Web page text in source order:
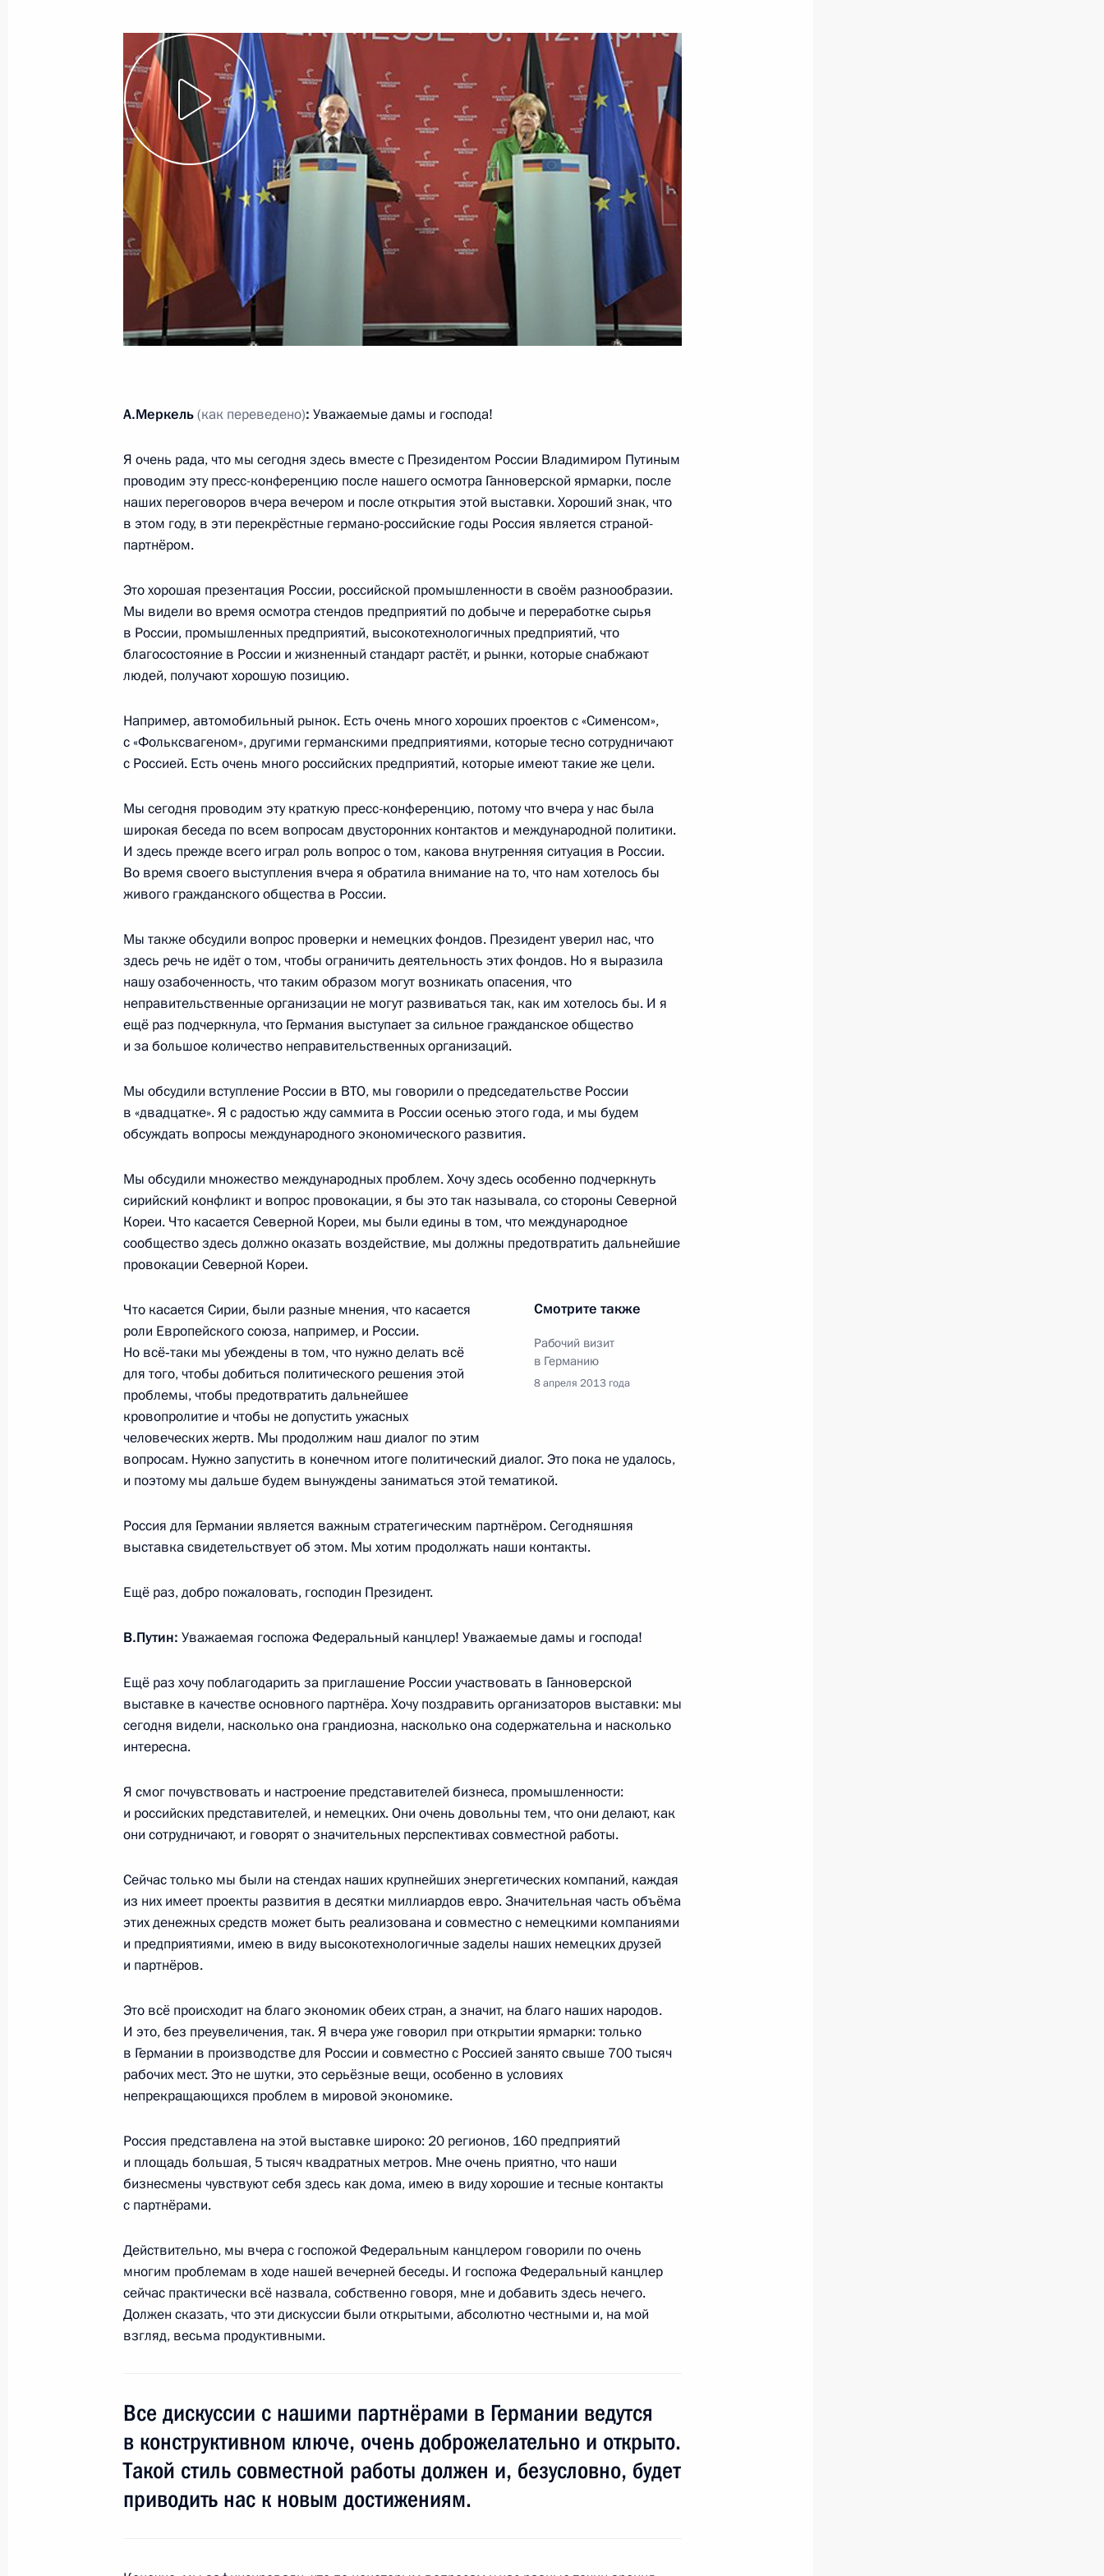
Показать следующие материалы
Вступительное слово на встрече с ламами Буддийской
традиционной сангхи России
11 апреля 2013 года, 08:45 село Верхняя Иволга
Рабочая встреча с исполняющим обязанности губернатора
Московской области Андреем Воробьёвым
11 апреля 2013 года, 08:20 Московская область, Ново-Огарёво
Дачичем
10 апреля 2013 года, 17:00 Московская область, Ново-Огарёво
Совещание по вопросу стимулирования переработки отходов 2
9 апреля 2013 года, вторник
Встреча с председателем Внешэкономбанка Владимиром
9 апреля 2013 года, 20:30 Московская область, Ново-Огарёво
службы (ФТС) Андреем Бельяниновым
Гордеевым
9 апреля 2013 года, 18:30 Московская область, Ново-Огарёво
8 апреля 2013 года, понедельник
кругов
8 апреля 2013 года, 22:30 Амстердам
Заявления для прессы и ответы на вопросы журналистов
по итогам российско-нидерландских переговоров
8 апреля 2013 года, 21:20
3 23м
Пресс-конференция по итогам рабочего визита в Германию
8 апреля 2013 года, 14:00 Ганновер
Выступления на открытии российского павильона
на Ганноверской промышленной ярмарке
8 апреля 2013 года, 12:50 Ганновер
7 апреля 2013 года, воскресенье
Выступление на церемонии открытия Международной
7 апреля 2013 года, 22:00 Ганновер
6 апреля 2013 года, суббота
Россия и Нидерланды – традиции, историческая преемственность
6 апреля 2013 года, 08:00
5 апреля 2013 года, пятница
Интервью немецкой телерадиокомпании ARD
5 апреля 2013 года, 19:00
Рабочая встреча с президентом компании «Российские железные
дороги» (РЖД) Владимиром Якуниным
5 апреля 2013 года, 17:30 Московская область, Ново-Огарёво
3
Рабочая встреча с губернатором Курской области Александром
Михайловым
5 апреля 2013 года, 14:30
4 апреля 2013 года, четверг
Рабочая встреча с губернатором Ульяновской области Сергеем
Морозовым
Рабочая встреча с Министром здравоохранения Вероникой
Скворцовой
Московская область, Ново-Огарёво
А.Меркель(как переведено): Уважаемые дамы и господа!
Я очень рада, что мы сегодня здесь вместе с Президентом России Владимиром Путиным
проводим эту пресс-конференцию после нашего осмотра Ганноверской ярмарки, после
наших переговоров вчера вечером и после открытия этой выставки. Хороший знак, что
в этом году, в эти перекрёстные германо-российские годы Россия является страной-
партнёром.
Это хорошая презентация России, российской промышленности в своём разнообразии.
Мы видели во время осмотра стендов предприятий по добыче и переработке сырья
в России, промышленных предприятий, высокотехнологичных предприятий, что
благосостояние в России и жизненный стандарт растёт, и рынки, которые снабжают
людей, получают хорошую позицию.
Например, автомобильный рынок. Есть очень много хороших проектов с «Сименсом»,
с «Фольксвагеном», другими германскими предприятиями, которые тесно сотрудничают
с Россией. Есть очень много российских предприятий, которые имеют такие же цели.
Мы сегодня проводим эту краткую пресс-конференцию, потому что вчера у нас была
широкая беседа по всем вопросам двусторонних контактов и международной политики.
И здесь прежде всего играл роль вопрос о том, какова внутренняя ситуация в России.
Во время своего выступления вчера я обратила внимание на то, что нам хотелось бы
живого гражданского общества в России.
Мы также обсудили вопрос проверки и немецких фондов. Президент уверил нас, что
здесь речь не идёт о том, чтобы ограничить деятельность этих фондов. Но я выразила
нашу озабоченность, что таким образом могут возникать опасения, что
неправительственные организации не могут развиваться так, как им хотелось бы. И я
ещё раз подчеркнула, что Германия выступает за сильное гражданское общество
и за большое количество неправительственных организаций.
Мы обсудили вступление России в ВТО, мы говорили о председательстве России
в «двадцатке». Я с радостью жду саммита в России осенью этого года, и мы будем
обсуждать вопросы международного экономического развития.
Мы обсудили множество международных проблем. Хочу здесь особенно подчеркнуть
сирийский конфликт и вопрос провокации, я бы это так называла, со стороны Северной
Кореи. Что касается Северной Кореи, мы были едины в том, что международное
сообщество здесь должно оказать воздействие, мы должны предотвратить дальнейшие
провокации Северной Кореи.
Смотрите также
Рабочий визит
в Германию
8 апреля 2013 года
Что касается Сирии, были разные мнения, что касается
роли Европейского союза, например, и России.
Но всё‑таки мы убеждены в том, что нужно делать всё
для того, чтобы добиться политического решения этой
проблемы, чтобы предотвратить дальнейшее
кровопролитие и чтобы не допустить ужасных
человеческих жертв. Мы продолжим наш диалог по этим
вопросам. Нужно запустить в конечном итоге политический диалог. Это пока не удалось,
и поэтому мы дальше будем вынуждены заниматься этой тематикой.
Россия для Германии является важным стратегическим партнёром. Сегодняшняя
выставка свидетельствует об этом. Мы хотим продолжать наши контакты.
Ещё раз, добро пожаловать, господин Президент.
В.Путин: Уважаемая госпожа Федеральный канцлер! Уважаемые дамы и господа!
Ещё раз хочу поблагодарить за приглашение России участвовать в Ганноверской
выставке в качестве основного партнёра. Хочу поздравить организаторов выставки: мы
сегодня видели, насколько она грандиозна, насколько она содержательна и насколько
интересна.
Я смог почувствовать и настроение представителей бизнеса, промышленности:
и российских представителей, и немецких. Они очень довольны тем, что они делают, как
они сотрудничают, и говорят о значительных перспективах совместной работы.
Сейчас только мы были на стендах наших крупнейших энергетических компаний, каждая
из них имеет проекты развития в десятки миллиардов евро. Значительная часть объёма
этих денежных средств может быть реализована и совместно с немецкими компаниями
и предприятиями, имею в виду высокотехнологичные заделы наших немецких друзей
и партнёров.
Это всё происходит на благо экономик обеих стран, а значит, на благо наших народов.
И это, без преувеличения, так. Я вчера уже говорил при открытии ярмарки: только
в Германии в производстве для России и совместно с Россией занято свыше 700 тысяч
рабочих мест. Это не шутки, это серьёзные вещи, особенно в условиях
непрекращающихся проблем в мировой экономике.
Россия представлена на этой выставке широко: 20 регионов, 160 предприятий
и площадь большая, 5 тысяч квадратных метров. Мне очень приятно, что наши
бизнесмены чувствуют себя здесь как дома, имею в виду хорошие и тесные контакты
с партнёрами.
Действительно, мы вчера с госпожой Федеральным канцлером говорили по очень
многим проблемам в ходе нашей вечерней беседы. И госпожа Федеральный канцлер
сейчас практически всё назвала, собственно говоря, мне и добавить здесь нечего.
Должен сказать, что эти дискуссии были открытыми, абсолютно честными и, на мой
взгляд, весьма продуктивными.
Все дискуссии с нашими партнёрами в Германии ведутся
в конструктивном ключе, очень доброжелательно и открыто.
Такой стиль совместной работы должен и, безусловно, будет
приводить нас к новым достижениям.